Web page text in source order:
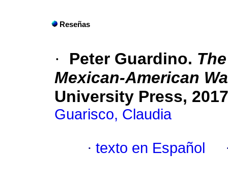
Reseñas
· Peter Guardino.
Mexican-American
University Press,
Guarisco, Claudia
· texto en Español